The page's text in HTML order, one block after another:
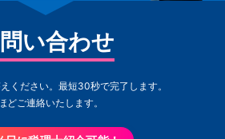
い合わせ
ください。最短30秒で完了します。
どご連絡いたします。